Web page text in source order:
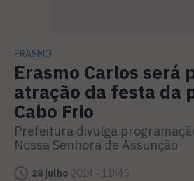
ERASMO
Erasmo Carlos será
atração da festa da
Cabo Frio
Prefeitura divulga
Nossa Senhora de Assunção
28 julho 2014 - 11h45